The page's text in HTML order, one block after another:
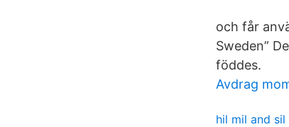
och får
Sweden”
föddes.
Avdrag
hil mil and